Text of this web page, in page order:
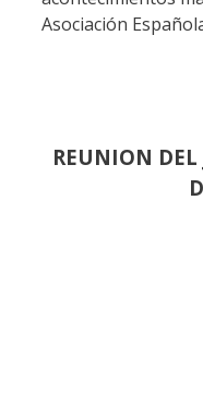
Asociación
REUNION